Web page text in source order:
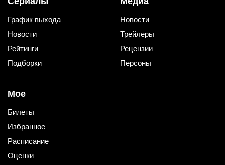
График выхода
Новости
Рейтинги
Подборки
Новости
Трейлеры
Рецензии
Персоны
Мое
Билеты
Избранное
Расписание
Оценки